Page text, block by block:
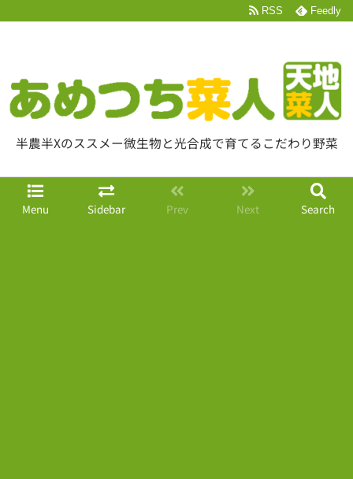
半農半Xのススメー微生物と光合成で育てるこだわり野菜
Menu Sidebar Prev Next Search
RSS Feedly